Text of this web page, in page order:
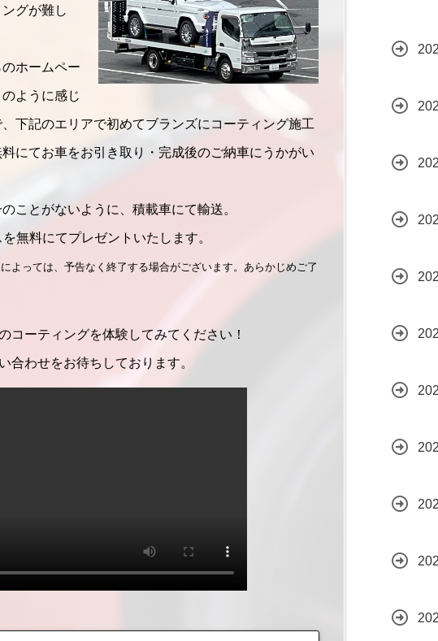
グが難し
ホームペー
ように感じ
下記のエリアで初めてブランズにコーティング施工
にてお車をお引き取り・完成後のご納車にうかがい
ことがないように、積載車にて輸送。
無料にてプレゼントいたします。
よっては、予告なく終了する場合がございます。あらかじめご了
コーティングを体験してみてください！
合わせをお待ちしております。